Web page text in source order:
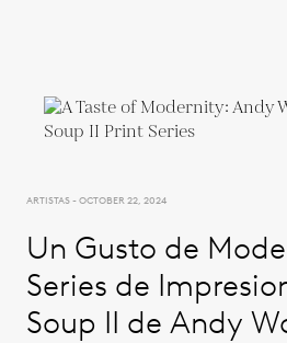
ARTISTAS - OCTOBER 22, 2024
Un Gusto de
Series de
Soup II de Andy